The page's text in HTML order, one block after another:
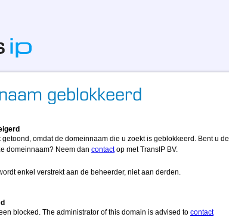
getoond, omdat de domeinnaam die u zoekt is geblokkeerd. Bent u de
domeinnaam? Neem dan contactop met TransIP BV.
enkel verstrekt aan de beheerder, niet aan derden.
blocked. The administrator of this domain is advised to contact